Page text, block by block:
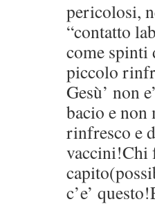
pericolosi,
“contatto
come spinti
piccolo
Gesù’ non
bacio e non
rinfresco e
vaccini!Chi
c’e’